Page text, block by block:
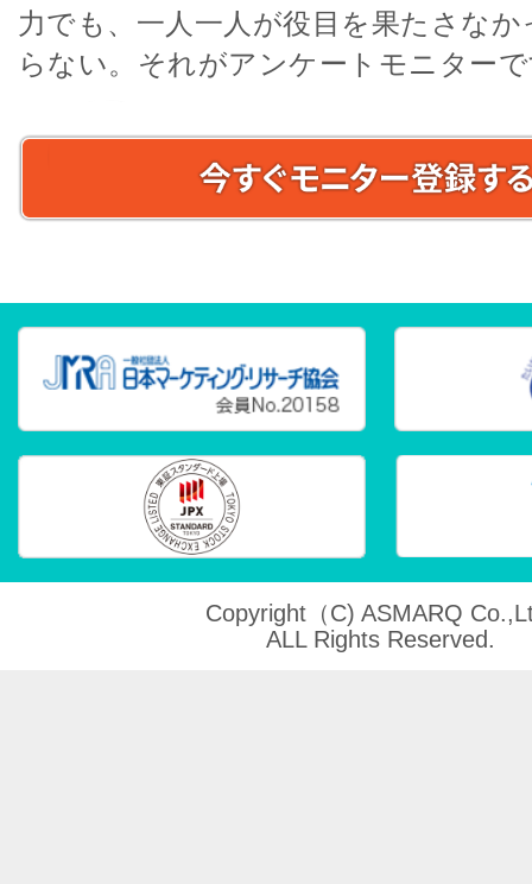
力でも、一人一人が役目を果たさな
らない。それがアンケートモニター
Copyright（C) ASMARQ
ALL Rights Reserved.